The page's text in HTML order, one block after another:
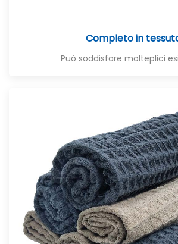
Completo in
Può soddisfare molteplici